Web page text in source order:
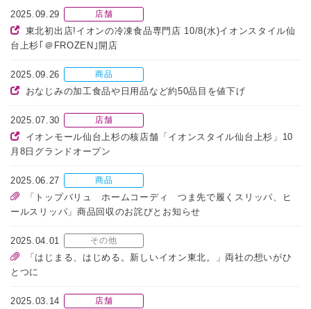
2025.09.29 店舗
東北初出店!イオンの冷凍食品専門店 10/8(水)イオンスタイル仙
台上杉｢＠FROZEN｣開店
2025.09.26 商品
おなじみの加工食品や日用品など約50品目を値下げ
2025.07.30 店舗
イオンモール仙台上杉の核店舗「イオンスタイル仙台上杉」10
月8日グランドオープン
2025.06.27 商品
「トップバリュ ホームコーディ つま先で履くスリッパ、ヒ
ールスリッパ」商品回収のお詫びとお知らせ
2025.04.01 その他
「はじまる、はじめる。新しいイオン東北。」両社の想いがひ
とつに
2025.03.14 店舗